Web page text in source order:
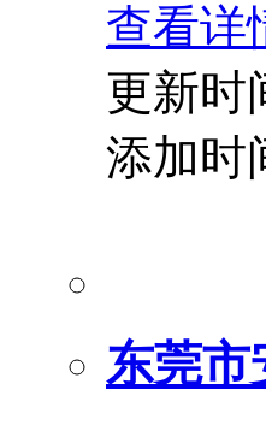
查看详
更新时
添加时
东莞市